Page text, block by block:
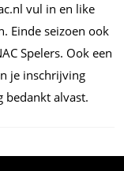
vul in en like
Einde seizoen ook
Spelers. Ook een
je inschrijving
bedankt alvast.